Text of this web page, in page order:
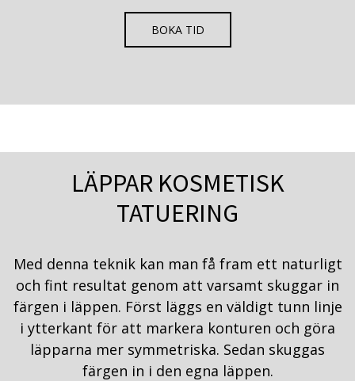
BOKA TID
LÄPPAR KOSMETISK
TATUERING
Med denna teknik kan man få fram ett naturligt
och fint resultat genom att varsamt skuggar in
färgen i läppen. Först läggs en väldigt tunn linje
i ytterkant för att markera konturen och göra
läpparna mer symmetriska. Sedan skuggas
färgen in i den egna läppen.